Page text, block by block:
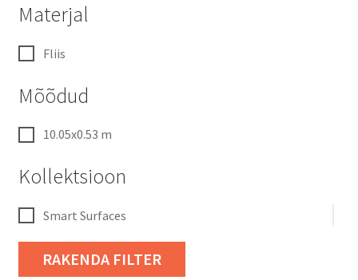
Materjal
Fliis
Mõõdud
10.05x0.53 m
Kollektsioon
Smart Surfaces
RAKENDA FILTER